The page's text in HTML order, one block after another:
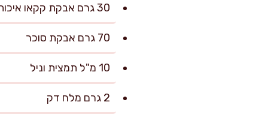
30 גרם אבקת קקאו איכותית
70 גרם אבקת סוכר
10 מ"ל תמצית וניל
2 גרם מלח דק